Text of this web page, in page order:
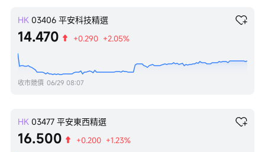
HK 03406 平安科技精選
14.470 +0.290 +2.05%
收市競價 06/29 08:07
HK 03477 平安東西精選
16.500 +0.200 +1.23%